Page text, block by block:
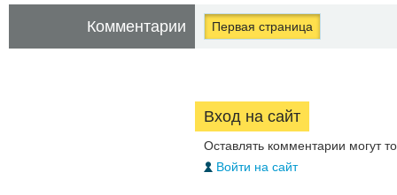
Комментарии Первая страница
Вход на сайт
Оставлять комментарии могут
Войти на сайт